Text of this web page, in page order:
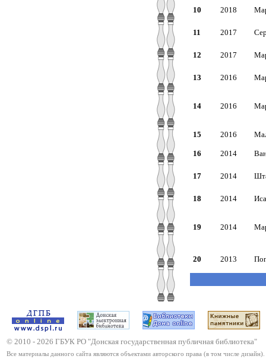
10 2018
11 2017
12 2017
13 2016
14 2016
15 2016
16 2014
17 2014
18 2014
19 2014
20 2013
© 2010 - 2026 ГБУК РО "Донская государственная публичная библиотека"
Все материалы данного сайта являются объектами авторского права (в том числе дизайн).